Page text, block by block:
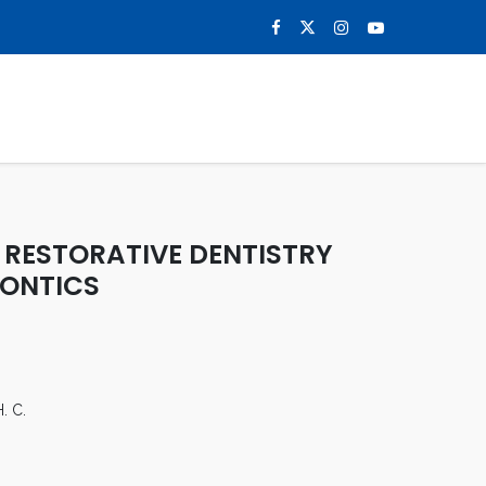
DENTISTRY
C.